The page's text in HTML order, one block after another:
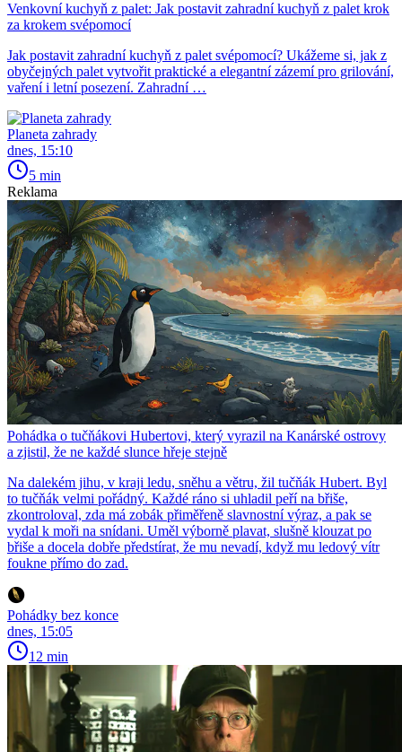
Venkovní kuchyň z palet: Jak postavit zahradní kuchyň z palet krok
za krokem svépomocí
Jak postavit zahradní kuchyň z palet svépomocí? Ukážeme si, jak z
obyčejných palet vytvořit praktické a elegantní zázemí pro grilování,
vaření i letní posezení. Zahradní …
Planeta zahrady
dnes, 15:10
5 min
Reklama
Pohádka o tučňákovi Hubertovi, který vyrazil na Kanárské ostrovy
a zjistil, že ne každé slunce hřeje stejně
Na dalekém jihu, v kraji ledu, sněhu a větru, žil tučňák Hubert. Byl
to tučňák velmi pořádný. Každé ráno si uhladil peří na břiše,
zkontroloval, zda má zobák přiměřeně slavnostní výraz, a pak se
vydal k moři na snídani. Uměl výborně plavat, slušně klouzat po
břiše a docela dobře předstírat, že mu nevadí, když mu ledový vítr
foukne přímo do zad.
Pohádky bez konce
dnes, 15:05
12 min